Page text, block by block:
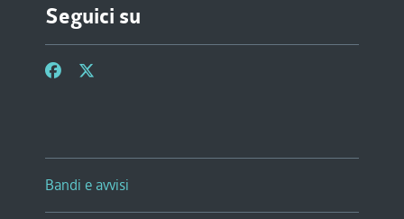
Seguici su
Bandi e avvisi